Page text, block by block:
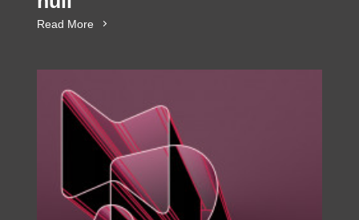
Read More